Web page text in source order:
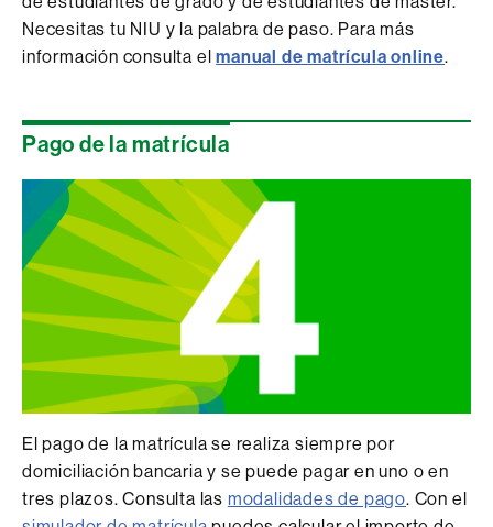
Necesitas tu NIU y la palabra de paso. Para más
información consulta elmanual de matrícula online.
Pago de la matrícula
El pago de la matrícula se realiza siempre por
domiciliación bancaria y se puede pagar en uno o en
tres plazos. Consulta las modalidades de pago. Con el